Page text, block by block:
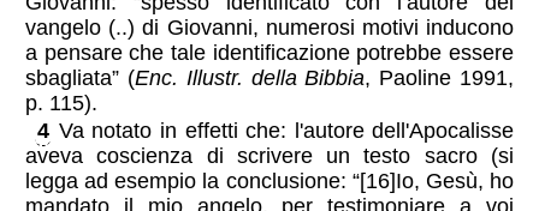
vangelo (..) di Giovanni, numerosi motivi inducono
a pensare che tale identificazione potrebbe essere
sbagliata” (Enc. Illustr. della Bibbia, Paoline 1991,
p. 115).
4 Va notato in effetti che: l'autore dell'Apocalisse
aveva coscienza di scrivere un testo sacro (si
legga ad esempio la conclusione: “[16]Io, Gesù, ho
mandato il mio angelo, per testimoniare a voi